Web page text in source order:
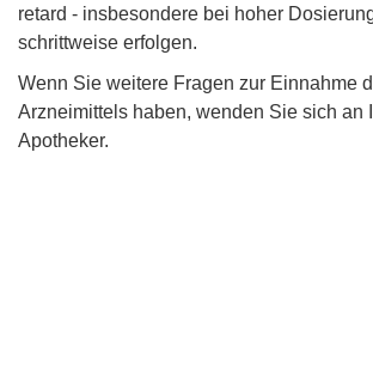
retard - insbesondere bei hoher
schrittweise erfolgen.
Wenn Sie weitere Fragen zur Einnahme
Arzneimittels haben, wenden Sie sich an
Apotheker.